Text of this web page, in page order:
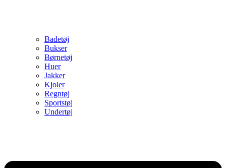
Badetøj
Bukser
Børnetøj
Huer
Jakker
Kjoler
Regntøj
Sportstøj
Undertøj